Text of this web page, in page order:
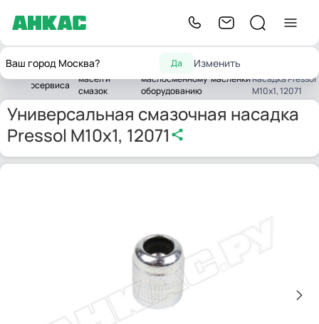
Ваш город Москва? Да Изменить
Оборудование
автосервиса
для замены
масел и
смазок
и запчасти к
маслосменному
оборудованию
Пресс-
масленкинасадка Pressol
M10x1, 12071
Универсальная смазочная насадка
Pressol M10x1, 12071